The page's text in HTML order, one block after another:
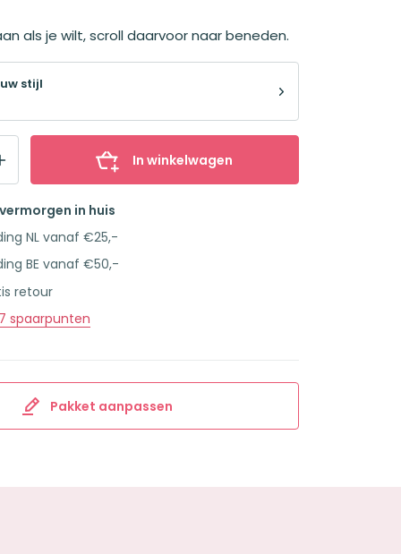
als je wilt, scroll daarvoor naar beneden.
stijl
In winkelwagen
in huis
NL vanaf €25,-
BE vanaf €50,-
retour
spaarpunten
Pakket aanpassen